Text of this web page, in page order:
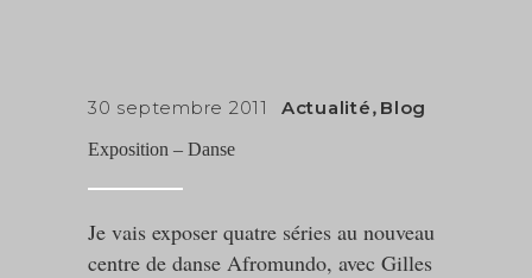
30 septembre 2011 Actualité, Blog
Exposition – Danse
Je vais exposer quatre séries au nouveau
centre de danse Afromundo, avec Gilles